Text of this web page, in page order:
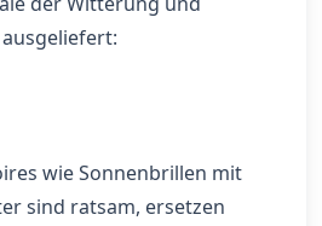
wie Sonnenbrillen mit
sind ratsam, ersetzen